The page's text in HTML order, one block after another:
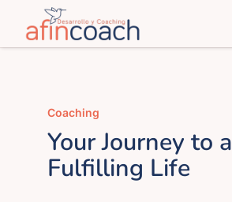
afinSoluciones
Administración Pública
Coaching
Your Journey to a
Fulfilling Life